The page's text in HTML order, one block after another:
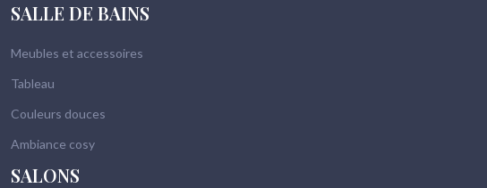
SALLE DE BAINS
Meubles et accessoires
Tableau
Couleurs douces
Ambiance cosy
SALONS